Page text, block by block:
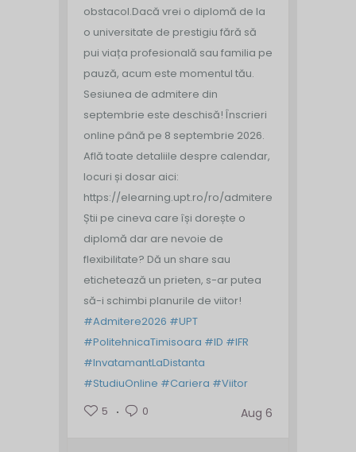
obstacol.Dacă vrei o diplomă de la
o universitate de prestigiu fără să
pui viața profesională sau familia pe
pauză, acum este momentul tău.
Sesiunea de admitere din
septembrie este deschisă! Înscrieri
online până pe 8 septembrie 2026.
Află toate detaliile despre calendar,
locuri și dosar aici:
https://elearning.upt.ro/ro/admitere/
Știi pe cineva care își dorește o
diplomă dar are nevoie de
flexibilitate? Dă un share sau
etichetează un prieten, s-ar putea
să-i schimbi planurile de viitor!
#Admitere2026 #UPT
#PolitehnicaTimisoara #ID #IFR
#InvatamantLaDistanta
#StudiuOnline #Cariera #Viitor
5
0 Aug 6